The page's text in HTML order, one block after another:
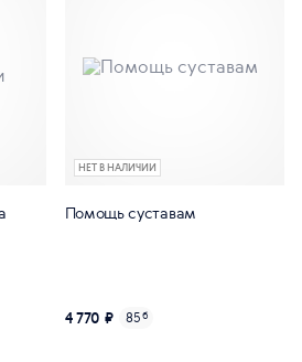
НЕТ В НАЛИЧИИ
Помощь суставам
4 770 ₽ 85б